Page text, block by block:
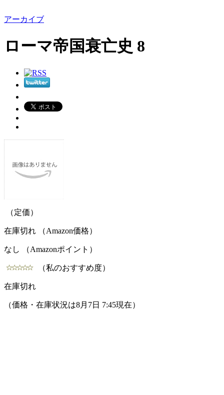
アーカイブ
ローマ帝国衰亡史 8
（定価）
在庫切れ （Amazon価格）
なし （Amazonポイント）
（私のおすすめ度）
在庫切れ
（価格・在庫状況は8月7日 7:45現在）